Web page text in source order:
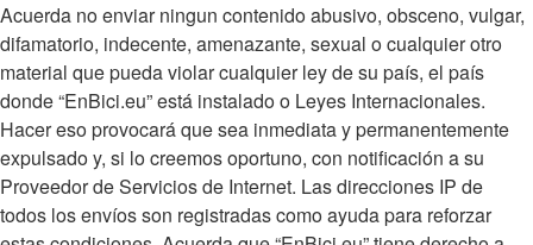
Acuerda no enviar ningun contenido abusivo, obsceno, vulgar,
difamatorio, indecente, amenazante, sexual o cualquier otro
material que pueda violar cualquier ley de su país, el país
donde “EnBici.eu” está instalado o Leyes Internacionales.
Hacer eso provocará que sea inmediata y permanentemente
expulsado y, si lo creemos oportuno, con notificación a su
Proveedor de Servicios de Internet. Las direcciones IP de
todos los envíos son registradas como ayuda para reforzar